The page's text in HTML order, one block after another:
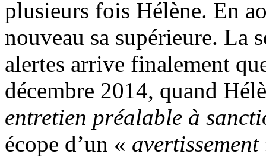
plusieurs fois Hélène. En
nouveau sa supérieure. La
alertes arrive finalement
décembre 2014, quand
entretien préalable à
écope d’un « avertissement